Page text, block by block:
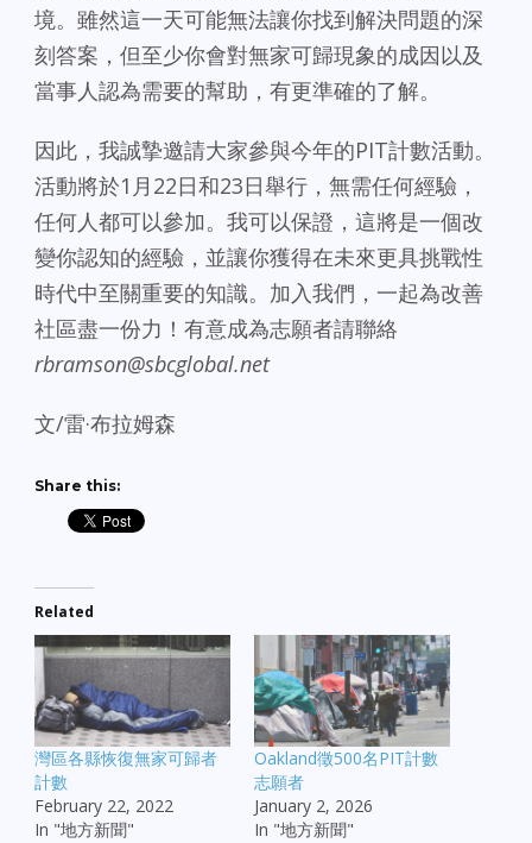
境。雖然這一天可能無法讓你找到解決問題的深
刻答案，但至少你會對無家可歸現象的成因以及
當事人認為需要的幫助，有更準確的了解。
因此，我誠摯邀請大家參與今年的PIT計數活動。
活動將於1月22日和23日舉行，無需任何經驗，
任何人都可以參加。我可以保證，這將是一個改
變你認知的經驗，並讓你獲得在未來更具挑戰性
時代中至關重要的知識。加入我們，一起為改善
社區盡一份力！有意成為志願者請聯絡
rbramson@sbcglobal.net
文/雷·布拉姆森
Share this:
Related
灣區各縣恢復無家可歸者
計數
February 22, 2022
In "地方新聞"
Oakland徵500名PIT計數
志願者
January 2, 2026
In "地方新聞"